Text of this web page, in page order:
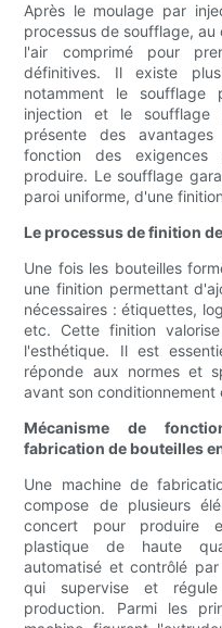
Après le moulage par
processus de soufflage,
l'air comprimé pour
définitives. Il existe
notamment le
injection et le soufflage
présente des
fonction des
produire. Le soufflage
paroi uniforme, d'une
Le processus de finition
Une fois les bouteilles
une finition permettant
nécessaires : étiquettes,
etc. Cette finition
l'esthétique. Il est
réponde aux normes et
avant son conditionnement
Mécanisme de
fabrication de bouteilles
Une machine de
compose de plusieurs
concert pour produire
plastique de haute
automatisé et contrôlé
qui supervise et
production. Parmi les